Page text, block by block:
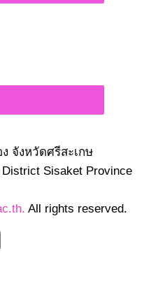
ง จังหวัดศรีสะเกษ
Sisaket Province
All rights reserved.